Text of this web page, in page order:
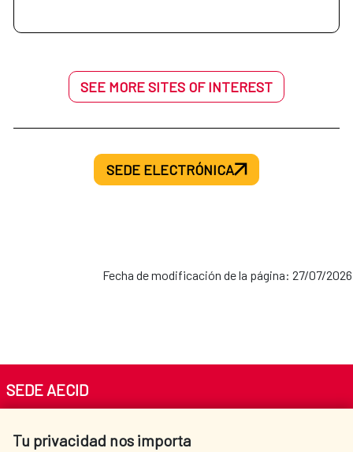
SEE MORE SITES OF INTEREST
SEDE ELECTRÓNICA
Fecha de modificación de la página: 27/07/2026
Tu privacidad nos importa
SEDE AECID
Tel. +34 900 20 30 54​​​​​​​